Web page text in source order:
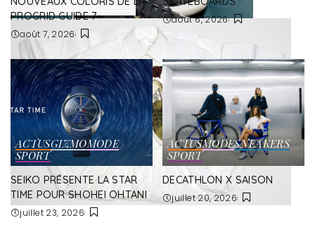
PROGRID GUIDE 7
août 7, 2026
août 6, 2026
ACTUSGIZMOMODE
SPORT
SEIKO PRÉSENTE LA STAR
TIME POUR SHOHEI OHTANI
juillet 23, 2026
ACTUSMODESNEAKERS
SPORT
DECATHLON X SAISON
juillet 20, 2026